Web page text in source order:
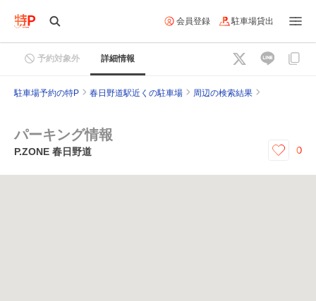
会員登録 駐車場貸出
予約対象外 詳細情報
駐車場予約の特P 春日野道駅近くの駐車場 周辺の検索結果
パーキング情報
P.ZONE 春日野道 0